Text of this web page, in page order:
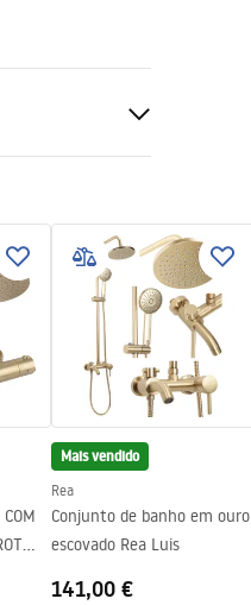
Mais vendido
Rea
Conjunto de banho em ouro
escovado Rea Luis
141,00 €